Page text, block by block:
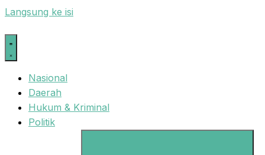
Langsung ke isi
Nasional
Daerah
Hukum & Kriminal
Politik